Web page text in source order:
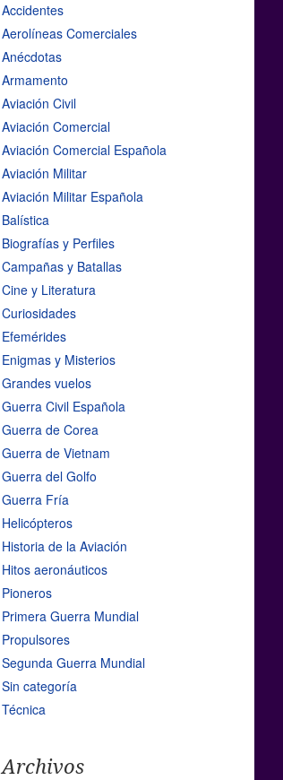
Accidentes
Aerolíneas Comerciales
Anécdotas
Armamento
Aviación Civil
Aviación Comercial
Aviación Comercial Española
Aviación Militar
Aviación Militar Española
Balística
Biografías y Perfiles
Campañas y Batallas
Cine y Literatura
Curiosidades
Efemérides
Enigmas y Misterios
Grandes vuelos
Guerra Civil Española
Guerra de Corea
Guerra de Vietnam
Guerra del Golfo
Guerra Fría
Helicópteros
Historia de la Aviación
Hitos aeronáuticos
Pioneros
Primera Guerra Mundial
Propulsores
Segunda Guerra Mundial
Sin categoría
Técnica
Archivos